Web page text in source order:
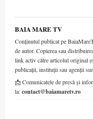
BAIA MARE TV
Conținutul publicat pe
de autor. Copierea sau
link activ către articolul original
publicații, instituții sau agenții
📩 Comunicatele de presă și
la:contact@baiamaretv.ro